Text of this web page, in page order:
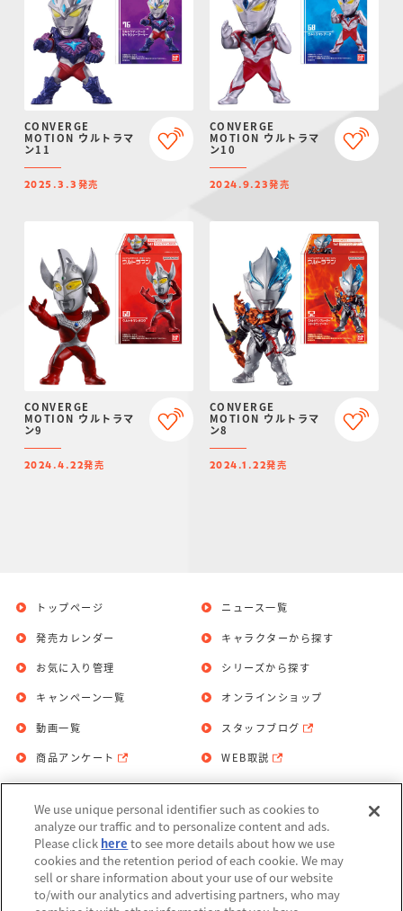
CONVERGE
MOTION ウルトラマ
ン11
2025.3.3 発売
CONVERGE
MOTION ウルトラマ
ン10
2024.9.23発売
CONVERGE
MOTION ウルトラマ
ン9
2024.4.22発売
CONVERGE
MOTION ウルトラマ
ン8
2024.1.22発売
トップページ
発売カレンダー
お気に入り管理
ニュース一覧
キャラクターから探す
シリーズから探す
キャンペーン一覧
動画一覧
商品アンケート
オンラインショップ
スタッフブログ
WEB取説
お問い合わせ 個人情報保護方針
利用規約
Do Not Sell or Share My Personal
Information
We use unique personal identifier such as cookies to
analyze our traffic and to personalize content and ads.
Please click here to see more details about how we use
cookies and the retention period of each cookie. We may
sell or share information about your use of our website
to/with our analytics and advertising partners, who may